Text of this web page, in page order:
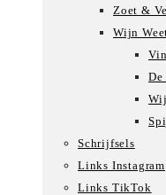
Zoet &
Wijn
De
Schrijfsels
Links Instagram
Links TikTok